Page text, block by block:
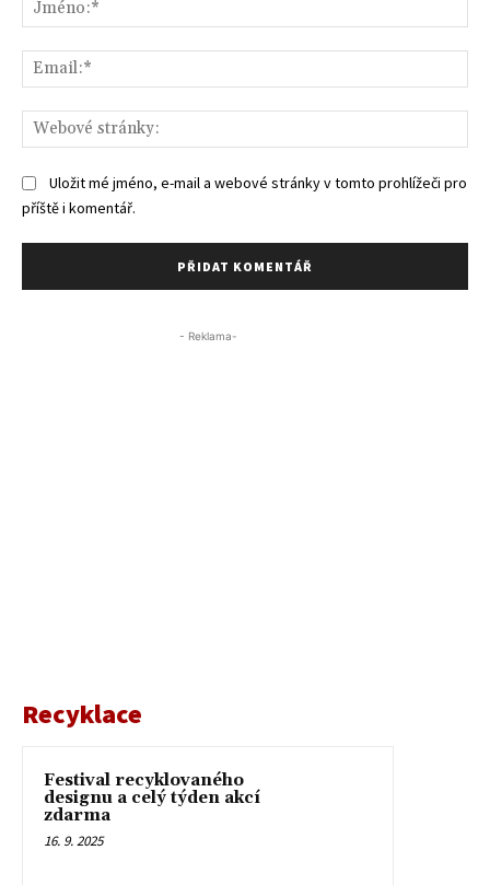
Uložit mé jméno, e-mail a webové stránky v tomto prohlížeči pro
příště i komentář.
- Reklama-
Recyklace
Festival recyklovaného
designu a celý týden akcí
zdarma
16. 9. 2025